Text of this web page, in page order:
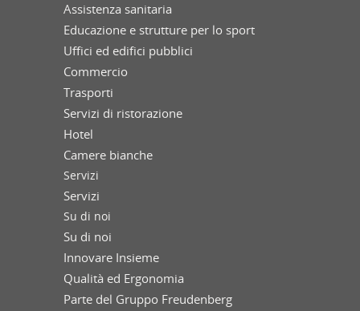
Assistenza sanitaria
Educazione e strutture per lo sport
Uffici ed edifici pubblici
Commercio
Trasporti
Servizi di ristorazione
Hotel
Camere bianche
Servizi
Servizi
Su di noi
Su di noi
Innovare Insieme
Qualità ed Ergonomia
Parte del Gruppo Freudenberg